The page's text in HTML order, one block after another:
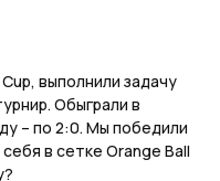
Cup, выполнили задачу
Обыграли в
– по 2:0. Мы победили
в сетке Orange Ball